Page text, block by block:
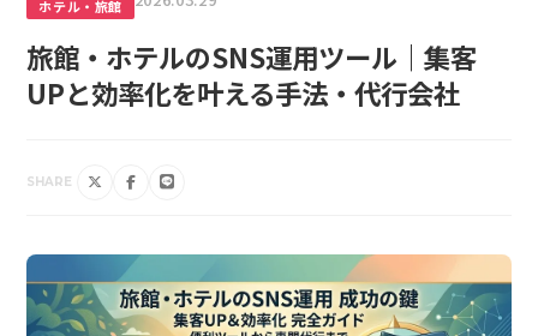
ホテル・旅館
旅館・ホテルのSNS運用ツール｜集客
UPと効率化を叶える手法・代行会社
SHARE